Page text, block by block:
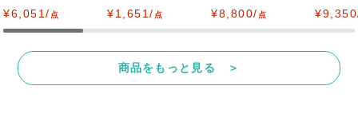
万が一、購入後に偽造品等が発覚しましたら、返品・返金に
決済方法
¥6,051/ 点 ¥1,651/ 点 ¥8,800/ 点
商品をもっと見る ＞